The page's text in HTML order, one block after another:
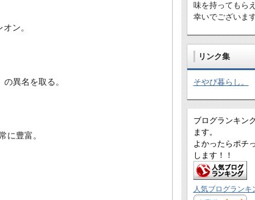
ン。
の異名を取る。
に豊富。
味を持ってもら
幸いでございます
リンク集
そやぴ暮らし。
ブログランキン
ます。
よかったらポチ
します！！
人気ブログランキ